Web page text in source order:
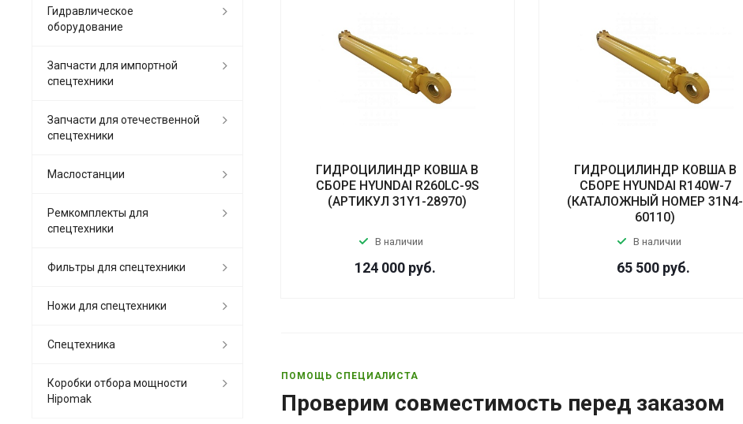
ГИДРОЦИЛИНДР КОВША В
СБОРЕ HYUNDAI R260LC-9S
(АРТИКУЛ 31Y1-28970)
В наличии
124 000 руб.
ГИДРОЦИЛИНДР КОВША В
СБОРЕ HYUNDAI R140W-7
(КАТАЛОЖНЫЙ НОМЕР 31N4-
60110)
В наличии
65 500 руб.
ПОМОЩЬ СПЕЦИАЛИСТА
Проверим совместимость перед заказом
Гидравлическое
оборудование
Запчасти для импортной
спецтехники
Запчасти для отечественной
спецтехники
Маслостанции
Ремкомплекты для
спецтехники
Фильтры для спецтехники
Ножи для спецтехники
Спецтехника
Коробки отбора мощности
Hipomak